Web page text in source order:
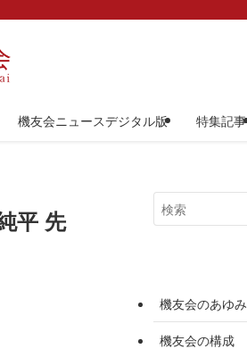
機友会ニュースデジタル版 特集記事
平 先
機友会のあゆみ
機友会の構成